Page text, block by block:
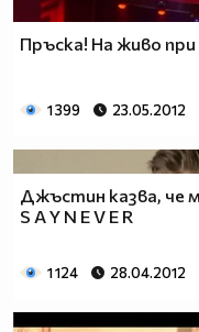
Пръска! На живо
1 399 23.05.2012
Джъстин казва, че
S A Y N E V E R
1 124 28.04.2012